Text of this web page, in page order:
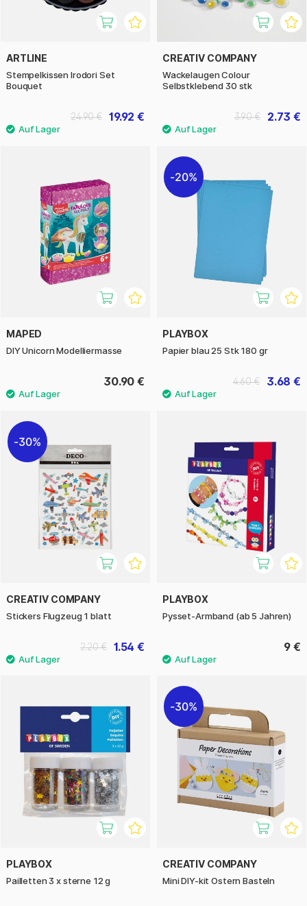
ARTLINE
Stempelkissen Irodori Set
Bouquet
19.92 €
24.90 €
CREATIV COMPANY
Wackelaugen Colour
Selbstklebend 30 stk
2.73 €
3.90 €
MAPED
DIY Unicorn Modelliermasse
30.90 €
20%
PLAYBOX
Papier blau 25 Stk 180 gr
3.68 €
4.60 €
30%
CREATIV COMPANY
Stickers Flugzeug 1 blatt
1.54 €
2.20 €
PLAYBOX
Pysset-Armband (ab 5 Jahren)
9 €
PLAYBOX
Pailletten 3 x sterne 12 g
30%
CREATIV COMPANY
Mini DIY-kit Ostern Basteln